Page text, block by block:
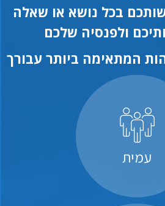
בכל נושא או שאלה
ולפנסיה שלכם
המתאימה ביותר עבורך
עמית